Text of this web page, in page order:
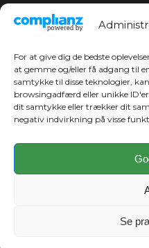
For at give dig de bedste
at gemme og/eller få adgang til
samtykke til disse teknologier,
browsingadfærd eller unikke
dit samtykke eller trækker dit
negativ indvirkning på visse
Se
Chefredaktør
Christian Dan Jensen
cj@sydfynskemedia.dk
Annoncer
Dorte Hansen
Tlf. 24 92 62 77
dh@sydfynskemedia.dk
Tlf. 22 45 86 83